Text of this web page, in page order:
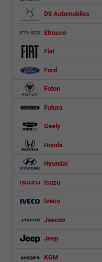
DS Automobiles
Etrusco
Fiat
Ford
Foton
Futura
Geely
Honda
Hyundai
Isuzu
Iveco
Jaecoo
Jeep
KGM